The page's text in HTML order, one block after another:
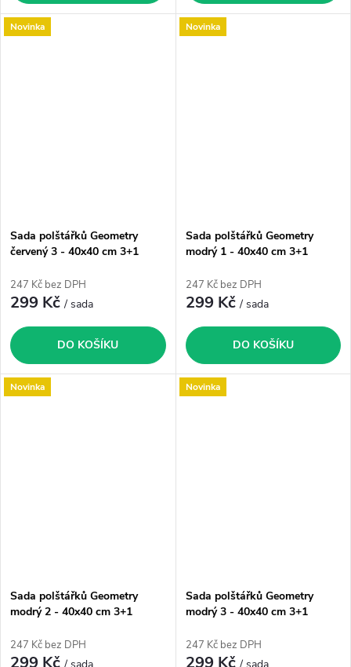
Novinka
Sada polštářků Geometry
červený 3 - 40x40 cm 3+1
247 Kč bez DPH
299 Kč/ sada
DO KOŠÍKU
Novinka
Sada polštářků Geometry
modrý 1 - 40x40 cm 3+1
247 Kč bez DPH
299 Kč/ sada
DO KOŠÍKU
Novinka
Sada polštářků Geometry
modrý 2 - 40x40 cm 3+1
247 Kč bez DPH
299 Kč
Novinka
Sada polštářků Geometry
modrý 3 - 40x40 cm 3+1
247 Kč bez DPH
299 Kč